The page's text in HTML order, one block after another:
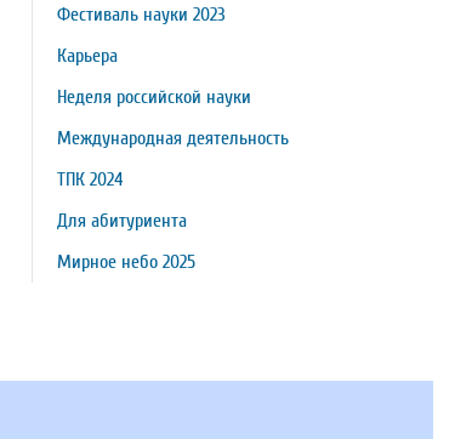
Фестиваль науки 2023
Карьера
Неделя российской науки
Международная деятельность
ТПК 2024
Для абитуриента
Мирное небо 2025